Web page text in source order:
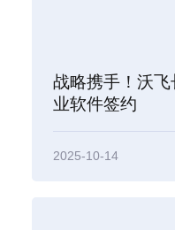
战略携手！沃
业软件签约
2025-10-14